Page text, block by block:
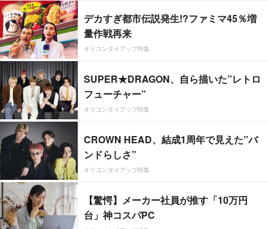
デカすぎ都市伝説発生!?ファミマ45％増
量作戦再来
オリコンタイアップ特集
SUPER★DRAGON、自ら描いた”レトロ
フューチャー”
オリコンタイアップ特集
CROWN HEAD、結成1周年で見えた”バ
ンドらしさ”
オリコンタイアップ特集
【驚愕】メーカー社員が推す「10万円
台」神コスパPC